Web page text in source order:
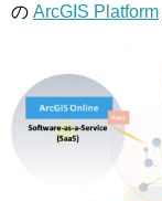
の ArcGIS Platform